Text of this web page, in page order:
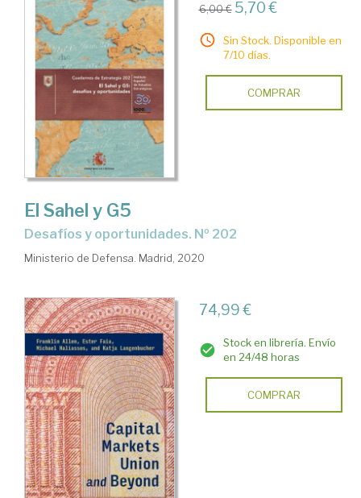
6,00 € 5,70 €
Sin Stock. Disponible en
7/10 días.
COMPRAR
El Sahel y G5
desafíos y oportunidades. Nº 202
Ministerio de Defensa. Madrid, 2020
74,99 €
Stock en librería. Envío
en 24/48 horas
COMPRAR